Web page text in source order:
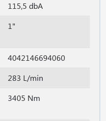
115,5 dbA
1"
4042146694060
283 L/min
3405 Nm